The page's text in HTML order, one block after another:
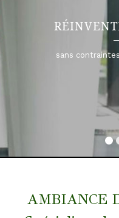
AMBIANCE